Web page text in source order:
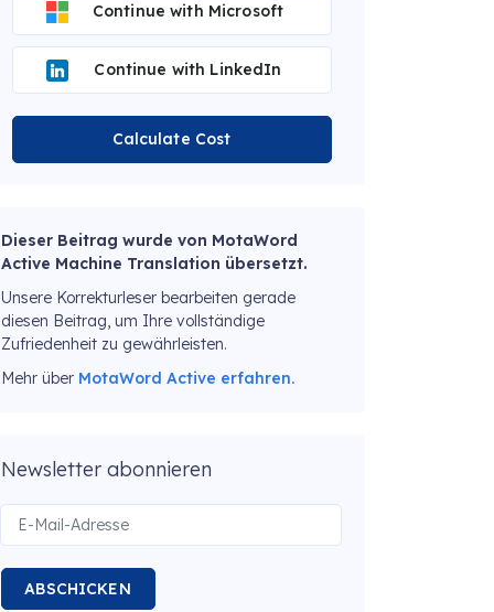
Continue with Microsoft
Continue with LinkedIn
Calculate Cost
Dieser Beitrag wurde von MotaWord
Active Machine Translation übersetzt.
Unsere Korrekturleser bearbeiten gerade
diesen Beitrag, um Ihre vollständige
Zufriedenheit zu gewährleisten.
Mehr über MotaWord Active erfahren.
Newsletter abonnieren
ABSCHICKEN